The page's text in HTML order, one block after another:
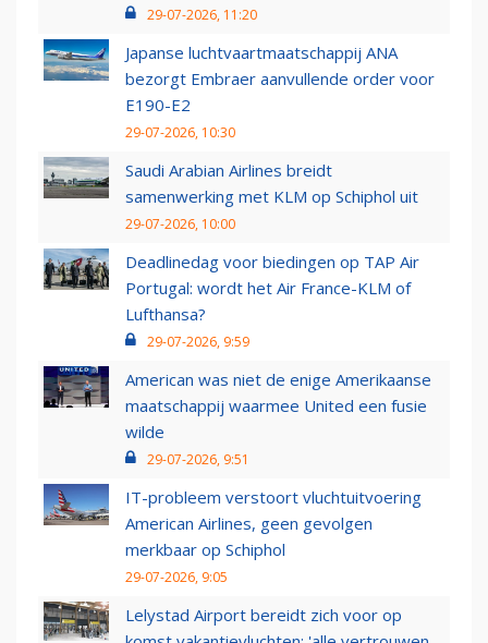
29-07-2026, 11:20
Japanse luchtvaartmaatschappij ANA
bezorgt Embraer aanvullende order voor
E190-E2
29-07-2026, 10:30
Saudi Arabian Airlines breidt
samenwerking met KLM op Schiphol uit
29-07-2026, 10:00
Deadlinedag voor biedingen op TAP Air
Portugal: wordt het Air France-KLM of
Lufthansa?
29-07-2026, 9:59
American was niet de enige Amerikaanse
maatschappij waarmee United een fusie
wilde
29-07-2026, 9:51
IT-probleem verstoort vluchtuitvoering
American Airlines, geen gevolgen
merkbaar op Schiphol
29-07-2026, 9:05
Lelystad Airport bereidt zich voor op